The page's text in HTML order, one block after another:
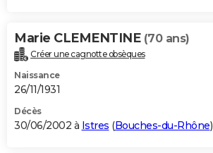
Marie CLEMENTINE (70 ans)
Créer une cagnotte obsèques
Naissance
26/11/1931
Décès
30/06/2002 à Istres (Bouches-du-Rhône)